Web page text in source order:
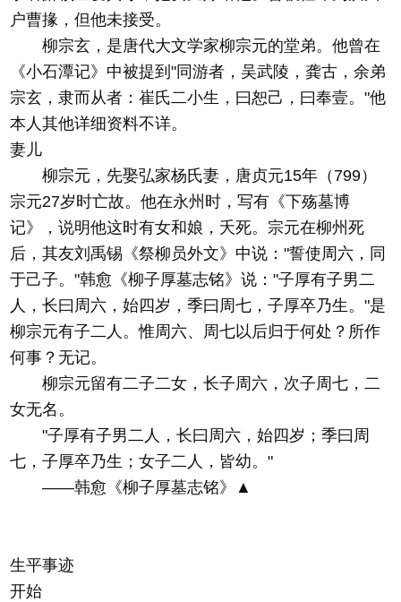
户曹掾，但他未接受。
柳宗玄，是唐代大文学家柳宗元的堂弟。他曾在
《小石潭记》中被提到"同游者，吴武陵，龚古，余弟
宗玄，隶而从者：崔氏二小生，曰恕己，曰奉壹。"他
本人其他详细资料不详。
妻儿
柳宗元，先娶弘家杨氏妻，唐贞元15年（799）
宗元27岁时亡故。他在永州时，写有《下殇墓博
记》，说明他这时有女和娘，夭死。宗元在柳州死
后，其友刘禹锡《祭柳员外文》中说："誓使周六，同
于己子。"韩愈《柳子厚墓志铭》说："子厚有子男二
人，长曰周六，始四岁，季曰周七，子厚卒乃生。"是
柳宗元有子二人。惟周六、周七以后归于何处？所作
何事？无记。
柳宗元留有二子二女，长子周六，次子周七，二
女无名。
"子厚有子男二人，长曰周六，始四岁；季曰周
七，子厚卒乃生；女子二人，皆幼。"
——韩愈《柳子厚墓志铭》▲
生平事迹
开始